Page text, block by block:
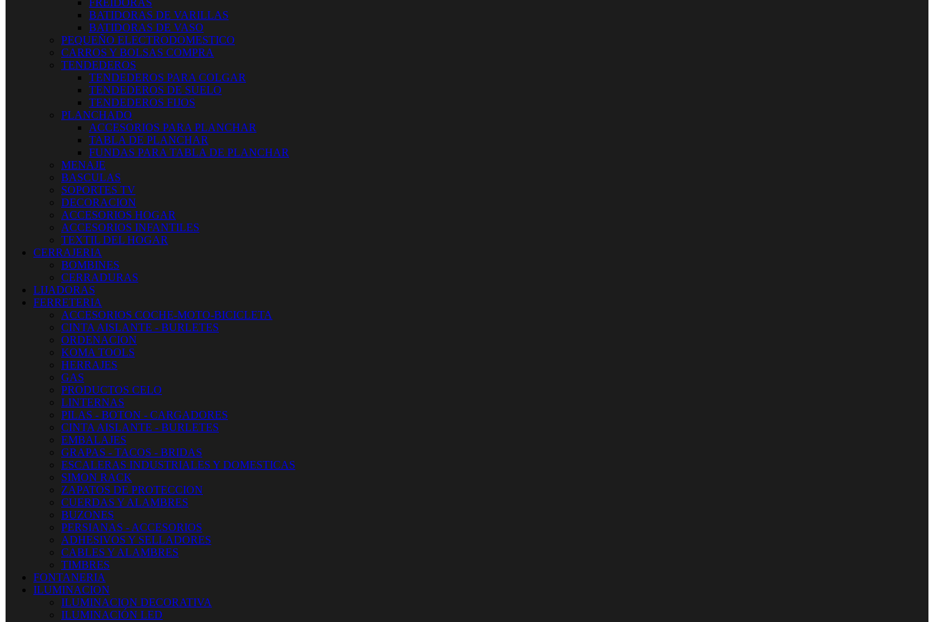
FREIDORAS
BATIDORAS DE VARILLAS
BATIDORAS DE VASO
PEQUEÑO ELECTRODOMESTICO
CARROS Y BOLSAS COMPRA
TENDEDEROS
TENDEDEROS PARA COLGAR
TENDEDEROS DE SUELO
TENDEDEROS FIJOS
PLANCHADO
ACCESORIOS PARA PLANCHAR
TABLA DE PLANCHAR
FUNDAS PARA TABLA DE PLANCHAR
MENAJE
BASCULAS
SOPORTES TV
DECORACION
ACCESORIOS HOGAR
ACCESORIOS INFANTILES
TEXTIL DEL HOGAR
CERRAJERIA
BOMBINES
CERRADURAS
LIJADORAS
FERRETERIA
ACCESORIOS COCHE-MOTO-BICICLETA
CINTA AISLANTE - BURLETES
ORDENACION
KOMA TOOLS
HERRAJES
GAS
PRODUCTOS CELO
LINTERNAS
PILAS - BOTON - CARGADORES
CINTA AISLANTE - BURLETES
EMBALAJES
GRAPAS - TACOS - BRIDAS
ESCALERAS INDUSTRIALES Y DOMESTICAS
SIMON RACK
ZAPATOS DE PROTECCION
CUERDAS Y ALAMBRES
BUZONES
PERSIANAS - ACCESORIOS
ADHESIVOS Y SELLADORES
CABLES Y ALAMBRES
TIMBRES
FONTANERIA
ILUMINACION
ILUMINACION DECORATIVA
ILUMINACIÓN LED